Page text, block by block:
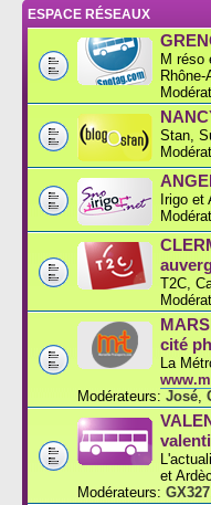
ESPACE RÉSEAUX
M réso
Rhône-
Stan,
Irigo et
T2C,
cité
La
Modérateurs: José
et
Modérateurs: GX327